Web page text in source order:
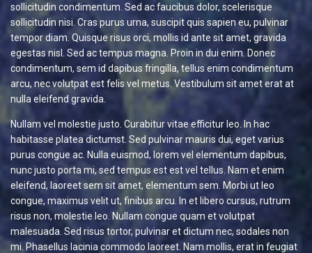
sollicitudin condimentum. Sed ac faucibus dolor, scelerisque
sollicitudin nisi. Cras purus urna, suscipit quis sapien eu, pulvinar
tempor diam. Quisque risus orci, mollis id ante sit amet, gravida
egestas nisl. Sed ac tempus magna. Proin in dui enim. Donec
condimentum, sem id dapibus fringilla, tellus enim condimentum
arcu, nec volutpat est felis vel metus. Vestibulum sit amet erat at
nulla eleifend gravida.
Nullam vel molestie justo. Curabitur vitae efficitur leo. In hac
habitasse platea dictumst. Sed pulvinar mauris dui, eget varius
purus congue ac. Nulla euismod, lorem vel elementum dapibus,
nunc justo porta mi, sed tempus est est vel tellus. Nam et enim
eleifend, laoreet sem sit amet, elementum sem. Morbi ut leo
congue, maximus velit ut, finibus arcu. In et libero cursus, rutrum
risus non, molestie leo. Nullam congue quam et volutpat
malesuada. Sed risus tortor, pulvinar et dictum nec, sodales non
mi. Phasellus lacinia commodo laoreet. Nam mollis, erat in feugiat